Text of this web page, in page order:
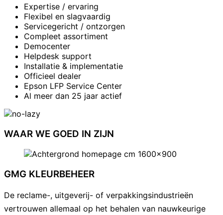
Expertise / ervaring
Flexibel en slagvaardig
Servicegericht / ontzorgen
Compleet assortiment
Democenter
Helpdesk support
Installatie & implementatie
Officieel dealer
Epson LFP Service Center
Al meer dan 25 jaar actief
WAAR WE GOED IN ZIJN
GMG KLEURBEHEER
De reclame-, uitgeverij- of verpakkingsindustrieën
vertrouwen allemaal op het behalen van nauwkeurige